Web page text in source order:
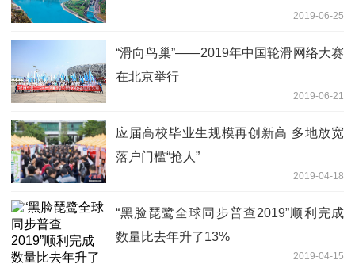
2019-06-25
“滑向鸟巢”——2019年中国轮滑网络大赛
在北京举行
2019-06-21
应届高校毕业生规模再创新高 多地放宽
落户门槛“抢人”
2019-04-18
“黑脸琵鹭全球同步普查2019”顺利完成
数量比去年升了13%
2019-04-15